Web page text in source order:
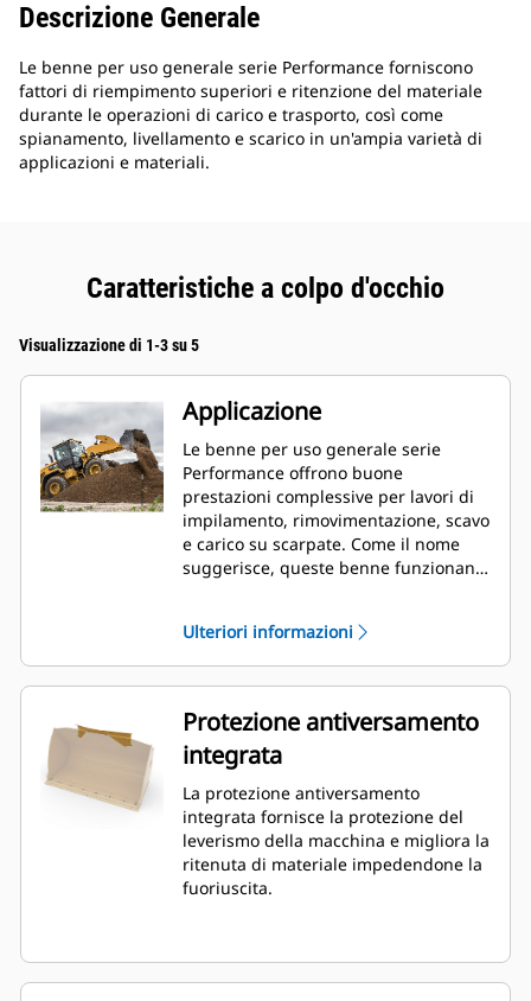
Descrizione Generale
Le benne per uso generale serie Performance forniscono
fattori di riempimento superiori e ritenzione del materiale
durante le operazioni di carico e trasporto, così come
spianamento, livellamento e scarico in un'ampia varietà di
applicazioni e materiali.
Caratteristiche a colpo d'occhio
Visualizzazione di 1-3 su 5
Applicazione
Le benne per uso generale serie
Performance offrono buone
prestazioni complessive per lavori di
impilamento, rimovimentazione, scavo
e carico su scarpate. Come il nome
suggerisce, queste benne funzionano
Sono progettate per condizioni di
abrasione e forze di strappo standard.
Ideale per operazioni di
trascinamento e livellamento. Il
fattore di riempimento per le benne
serie Performance può raggiungere il
115% della capacità specificata.
Ulteriori informazioni
Protezione antiversamento
integrata
La protezione antiversamento
integrata fornisce la protezione del
leverismo della macchina e migliora la
ritenuta di materiale impedendone la
fuoriuscita.